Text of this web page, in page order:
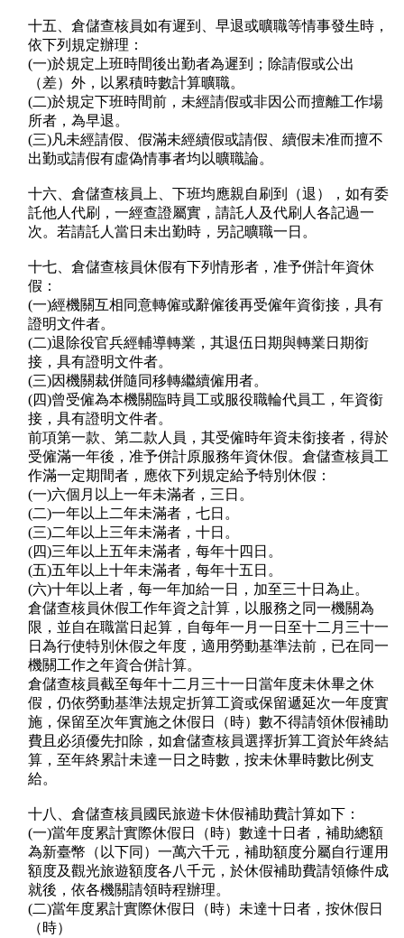
十五、倉儲查核員如有遲到、早退或曠職等情事發生時，
依下列規定辦理：
(一)於規定上班時間後出勤者為遲到；除請假或公出
（差）外，以累積時數計算曠職。
(二)於規定下班時間前，未經請假或非因公而擅離工作場
所者，為早退。
(三)凡未經請假、假滿未經續假或請假、續假未准而擅不
出勤或請假有虛偽情事者均以曠職論。
十六、倉儲查核員上、下班均應親自刷到（退），如有委
託他人代刷，一經查證屬實，請託人及代刷人各記過一
次。若請託人當日未出勤時，另記曠職一日。
十七、倉儲查核員休假有下列情形者，准予併計年資休
假：
(一)經機關互相同意轉僱或辭僱後再受僱年資銜接，具有
證明文件者。
(二)退除役官兵經輔導轉業，其退伍日期與轉業日期銜
接，具有證明文件者。
(三)因機關裁併隨同移轉繼續僱用者。
(四)曾受僱為本機關臨時員工或服役職輪代員工，年資銜
接，具有證明文件者。
前項第一款、第二款人員，其受僱時年資未銜接者，得於
受僱滿一年後，准予併計原服務年資休假。倉儲查核員工
作滿一定期間者，應依下列規定給予特別休假：
(一)六個月以上一年未滿者，三日。
(二)一年以上二年未滿者，七日。
(三)二年以上三年未滿者，十日。
(四)三年以上五年未滿者，每年十四日。
(五)五年以上十年未滿者，每年十五日。
(六)十年以上者，每一年加給一日，加至三十日為止。
倉儲查核員休假工作年資之計算，以服務之同一機關為
限，並自在職當日起算，自每年一月一日至十二月三十一
日為行使特別休假之年度，適用勞動基準法前，已在同一
機關工作之年資合併計算。
倉儲查核員截至每年十二月三十一日當年度未休畢之休
假，仍依勞動基準法規定折算工資或保留遞延次一年度實
施，保留至次年實施之休假日（時）數不得請領休假補助
費且必須優先扣除，如倉儲查核員選擇折算工資於年終結
算，至年終累計未達一日之時數，按未休畢時數比例支
給。
十八、倉儲查核員國民旅遊卡休假補助費計算如下：
(一)當年度累計實際休假日（時）數達十日者，補助總額
為新臺幣（以下同）一萬六千元，補助額度分屬自行運用
額度及觀光旅遊額度各八千元，於休假補助費請領條件成
就後，依各機關請領時程辦理。
(二)當年度累計實際休假日（時）未達十日者，按休假日
（時）